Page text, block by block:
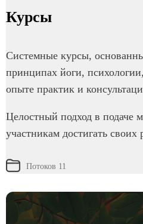
Курсы
Системные курсы,
принципах йоги,
опыте практик и
Целостный подход в подаче
участникам достигать своих
Потоков 11